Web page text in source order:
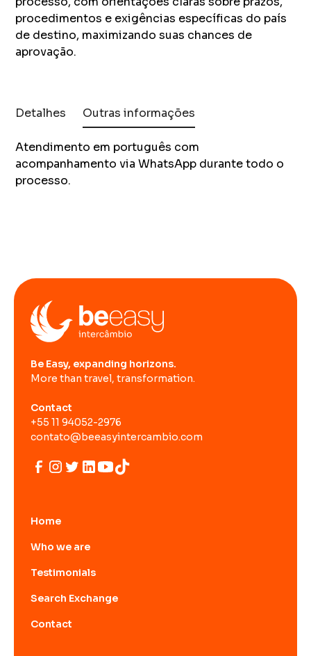
procedimentos e exigências específicas do país
de destino, maximizando suas chances de
aprovação.
Detalhes Outras informações
Atendimento em português com
acompanhamento via WhatsApp durante todo o
processo.
Be Easy, expanding horizons.
More than travel, transformation.
Contact
+55 11 94052-2976
contato@beeasyintercambio.com
Home
Who we are
Testimonials
Search Exchange
Contact